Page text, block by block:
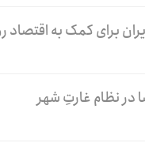
برای کمک به اقتصاد
نظام غارتِ شهر